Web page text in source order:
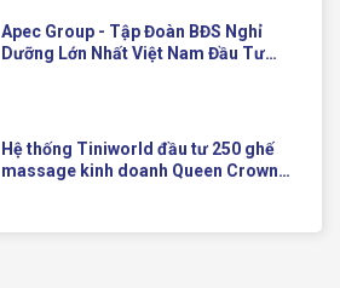
Apec Group - Tập Đoàn BĐS Nghỉ
Dưỡng Lớn Nhất Việt Nam Đầu Tư
Hệ thống Tiniworld đầu tư 250 ghế
massage kinh doanh Queen Crown